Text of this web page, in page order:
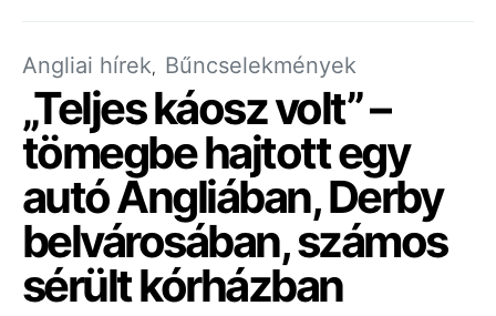
Angliai hírek Bűncselekmények
„Teljes káosz volt” –
tömegbe hajtott egy
autó Angliában, Derby
belvárosában, számos
sérült kórházban